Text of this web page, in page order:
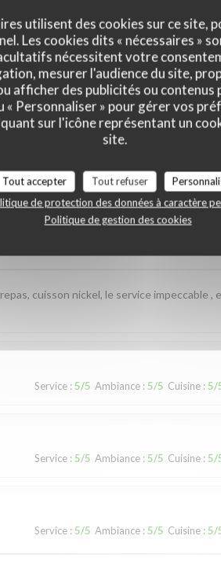
utilisent des cookies sur ce site,
Les cookies dits « nécessaires »
nécessitent votre
mesurer l'audience du site,
afficher des publicités ou contenus
« Personnaliser » pour gérer vos
sur l'icône représentant un
site.
Tout accepter Tout refuser
de protection des données à caractère
Politique de gestion des cookies
nos clients
cuisson nickel, le service impeccable ,
Service : 5/5 Ambiance : 5/5 Cuisine : 5/
Service : 5/5 Ambiance : 5/5 Cuisine : 5/
Service : 5/5 Ambiance : 5/5 Cuisine : 5/